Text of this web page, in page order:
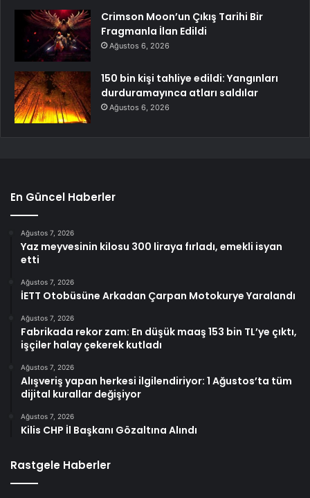
Crimson Moon’un Çıkış Tarihi Bir
Fragmanla İlan Edildi
Ağustos 6, 2026
150 bin kişi tahliye edildi: Yangınları
durduramayınca atları saldılar
Ağustos 6, 2026
En Güncel Haberler
Ağustos 7, 2026
Yaz meyvesinin kilosu 300 liraya fırladı, emekli isyan
etti
Ağustos 7, 2026
İETT Otobüsüne Arkadan Çarpan Motokurye Yaralandı
Ağustos 7, 2026
Fabrikada rekor zam: En düşük maaş 153 bin TL’ye çıktı,
işçiler halay çekerek kutladı
Ağustos 7, 2026
Alışveriş yapan herkesi ilgilendiriyor: 1 Ağustos’ta tüm
dijital kurallar değişiyor
Ağustos 7, 2026
Kilis CHP İl Başkanı Gözaltına Alındı
Rastgele Haberler